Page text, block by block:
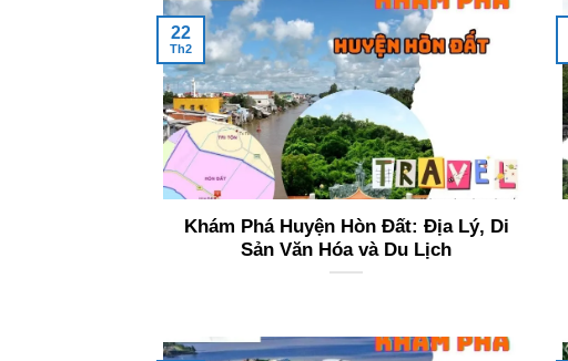
Khám Phá Huyện Hòn Đất: Địa Lý, Di
Sản Văn Hóa và Du Lịch
22
Th2